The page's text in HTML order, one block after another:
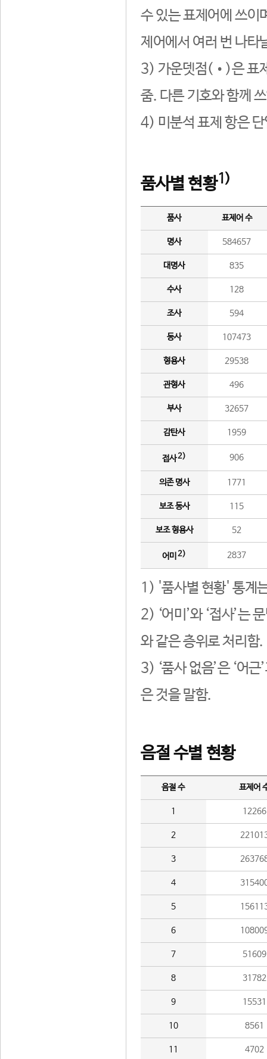
수 있는 표제어에 쓰이
제어에서 여러 번 나타
3) 가운뎃점(•)은 표
줌. 다른 기호와 함께
4) 미분석 표제 항은
품사별 현황1)
품사 표제어 수
명사 584657
대명사 835
수사 128
조사 594
동사 107473
형용사 29538
관형사 496
부사 32657
감탄사 1959
접사2) 906
의존 명사 1771
보조 동사 115
보조 형용사 52
어미 2) 2837
1) '품사별 현황' 통계
2) ‘어미’와 ‘접사’는
와 같은 층위로 처리함.
3) ‘품사 없음’은 ‘어
은 것을 말함.
음절 수별 현황
음절 수 표제어
1 12266
2
3
4
5
6
7 51609
8 31782
9 15531
10 8561
11 4702